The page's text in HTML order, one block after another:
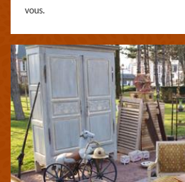
vous.